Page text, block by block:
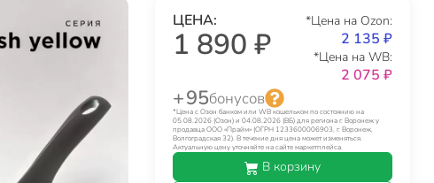
ЦЕНА:
1 890 ₽
*Цена на Ozon:
2 135 ₽
*Цена на WB:
2 075 ₽
+ 95бонусов
*Цена с Озон банком или WB кошельком по состоянию на
05.08.2026 (Озон) и 04.08.2026 (ВБ) для региона г. Воронеж у
продавца ООО «Прайм» (ОГРН 1233600006903, г. Воронеж,
Волгоградская 32). В течение дня цена может изменяться.
Актуальную цену уточняйте на сайте маркетплейса.
В корзину